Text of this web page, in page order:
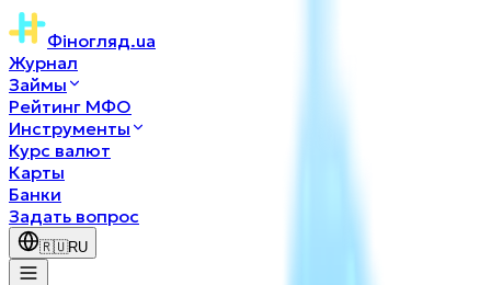
Фіногляд.ua
Журнал
Займы
Рейтинг МФО
Инструменты
Курс валют
Карты
Банки
Задать вопрос
🇷🇺RU